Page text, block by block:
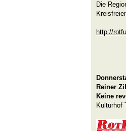
Die
http://
Reiner
Keine
Kulturhof